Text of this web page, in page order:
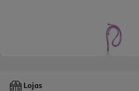
Alça Para Smartphone Qilive Universal Rosa
Lojas